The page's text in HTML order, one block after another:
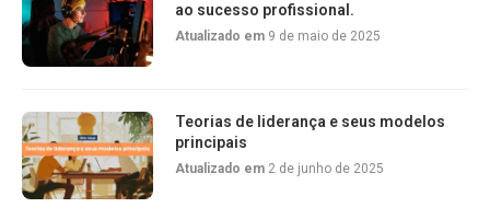
ao sucesso profissional.
Atualizado em 9 de maio de 2025
Teorias de liderança e seus modelos
principais
Atualizado em 2 de junho de 2025